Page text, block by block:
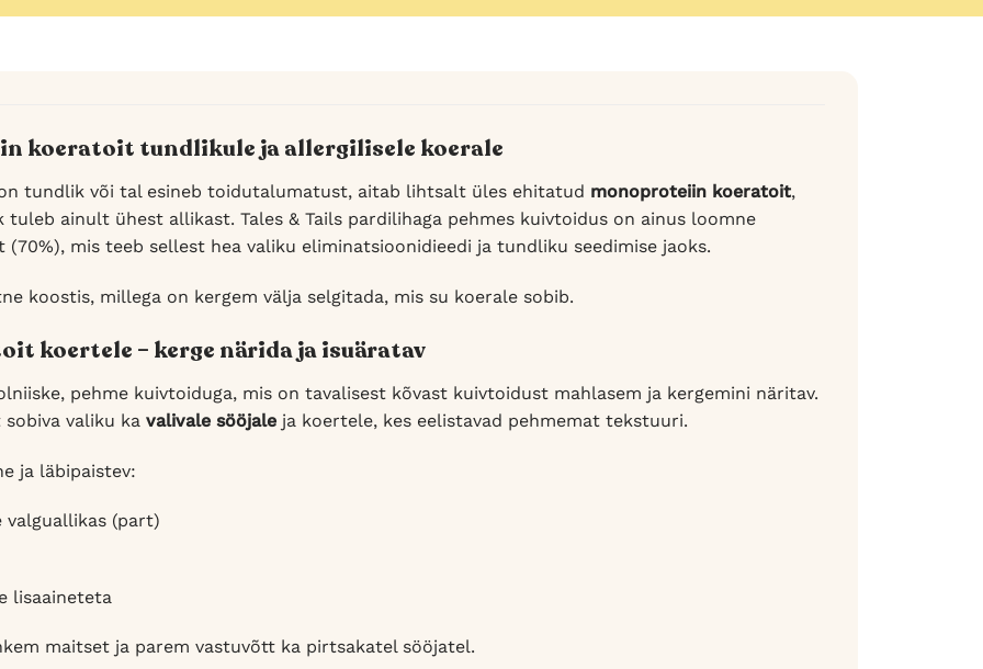
koeratoit tundlikule ja allergilisele koerale
tundlik või tal esineb toidutalumatust, aitab lihtsalt üles ehitatud monoproteiin koeratoit,
tuleb ainult ühest allikast. Tales & Tails pardilihaga pehmes kuivtoidus on ainus loomne
(70%), mis teeb sellest hea valiku eliminatsioonidieedi ja tundliku seedimise jaoks.
koostis, millega on kergem välja selgitada, mis su koerale sobib.
koertele – kerge närida ja isuäratav
pehme kuivtoiduga, mis on tavalisest kõvast kuivtoidust mahlasem ja kergemini näritav.
sobiva valiku kavalivale sööjale ja koertele, kes eelistavad pehmemat tekstuuri.
ja läbipaistev:
valguallikas (part)
lisaaineteta
maitset ja parem vastuvõtt ka pirtsakatel sööjatel.